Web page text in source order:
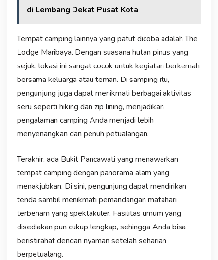
di Lembang Dekat Pusat Kota
Tempat camping lainnya yang patut dicoba adalah The
Lodge Maribaya. Dengan suasana hutan pinus yang
sejuk, lokasi ini sangat cocok untuk kegiatan berkemah
bersama keluarga atau teman. Di samping itu,
pengunjung juga dapat menikmati berbagai aktivitas
seru seperti hiking dan zip lining, menjadikan
pengalaman camping Anda menjadi lebih
menyenangkan dan penuh petualangan.
Terakhir, ada Bukit Pancawati yang menawarkan
tempat camping dengan panorama alam yang
menakjubkan. Di sini, pengunjung dapat mendirikan
tenda sambil menikmati pemandangan matahari
terbenam yang spektakuler. Fasilitas umum yang
disediakan pun cukup lengkap, sehingga Anda bisa
beristirahat dengan nyaman setelah seharian
berpetualang.